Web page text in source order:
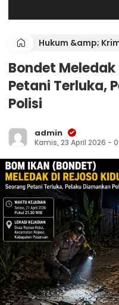
Hukum &amp;
Bondet Meledak
Petani Terluka,
Polisi
admin
Kamis, 23 April 2026 -